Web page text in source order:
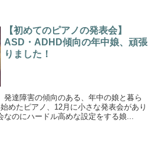
【初めてのピアノの発表会】
ASD・ADHD傾向の年中娘、頑張
りました！
発達障害の傾向のある、年中の娘と暮ら
めたピアノ、12月に小さな発表会があり
なのにハードル高めな設定をする娘...